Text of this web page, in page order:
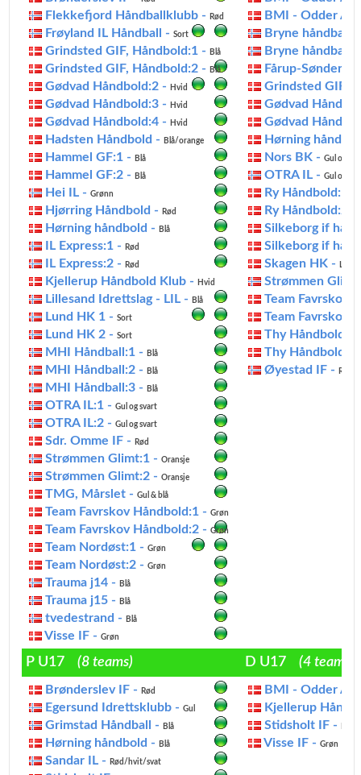
Flekkefjord Håndballklubb - Rød
Frøyland IL Håndball - Sort
Grindsted GIF, Håndbold:1 - Blå
Grindsted GIF, Håndbold:2 - Blå
Gødvad Håndbold:2 - Hvid
Gødvad Håndbold:3 - Hvid
Gødvad Håndbold:4 - Hvid
Hadsten Håndbold - Blå/orange
Hammel GF:1 - Blå
Hammel GF:2 - Blå
Hei IL - Grønn
Hjørring Håndbold - Rød
Hørning håndbold - Blå
IL Express:1 - Rød
IL Express:2 - Rød
Kjellerup Håndbold Klub - Hvid
Lillesand Idrettslag - LIL - Blå
Lund HK 1 - Sort
Lund HK 2 - Sort
MHI Håndball:1 - Blå
MHI Håndball:2 - Blå
MHI Håndball:3 - Blå
OTRA IL:1 - Gul og svart
OTRA IL:2 - Gul og svart
Sdr. Omme IF - Rød
Strømmen Glimt:1 - Oransje
Strømmen Glimt:2 - Oransje
TMG, Mårslet - Gul & blå
Team Favrskov Håndbold:1 - Grøn
Team Favrskov Håndbold:2 - Grøn
Team Nordøst:1 - Grøn
Team Nordøst:2 - Grøn
Trauma j14 - Blå
Trauma j15 - Blå
tvedestrand - Blå
Visse IF - Grøn
BMI - Odder
Bryne
Bryne
Fårup-
Grindsted GIF,
Gødvad
Gødvad
Hørning
Nors BK - Gul og blå
OTRA IL - Gul og
Ry Håndbold:1 -
Ry Håndbold:2 -
Silkeborg if
Silkeborg if
Skagen HK -
Strømmen
Team Favrskov
Team Favrskov
Thy Håndbold:1
Thy Håndbold:2
Øyestad IF -
Rød
P U17 (8 teams) D U17 (4 teams)
Brønderslev IF - Rød
Egersund Idrettsklubb - Gul
Grimstad Håndball - Blå
Hørning håndbold - Blå
Sandar IL - Rød/hvit/svat
BMI - Odder
Kjellerup
Stidsholt IF -
Visse IF - Grøn